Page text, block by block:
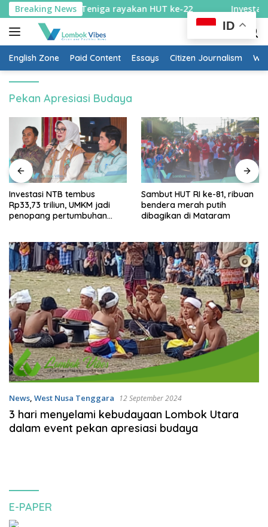
Skip
to
content
Breaking News
unik Desa Teniga rayakan HUT ke-22 Investasi
English Zone Paid Content Essays Citizen Journalism
Pekan Apresiasi Budaya
Investasi NTB tembus
Rp33,73 triliun, UMKM jadi
penopang pertumbuhan
Sambut HUT RI ke-81, ribuan
bendera merah putih
dibagikan di Mataram
News, West Nusa Tenggara 12 September 2024
3 hari menyelami kebudayaan Lombok Utara
dalam event pekan apresiasi budaya
E-PAPER
ID